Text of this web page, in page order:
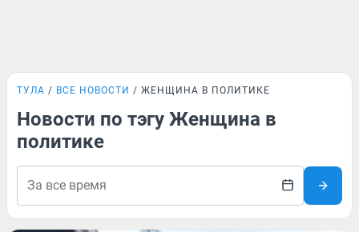
ТУЛА ВСЕ НОВОСТИ ЖЕНЩИНА В ПОЛИТИКЕ
Новости по тэгу Женщина в
политике